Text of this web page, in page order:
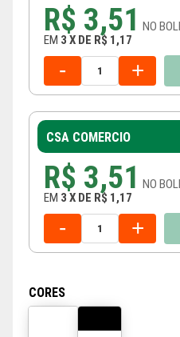
R$ 3,51 NO
EM 3 X DE R$ 1,17
- +
CSA COMERCIO
R$ 3,51 NO
EM 3 X DE R$ 1,17
- +
CORES